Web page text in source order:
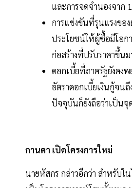
และการจดจำนองจาก
การแข่งขันที่รุนแรงขอ
ประโยชน์ให้ผู้ซื้อมีโอ
ก่อสร้างที่ปรับราคาขึ้นม
ดอกเบี้ยที่ภาครัฐยังคง
อัตราดอกเบี้ยเงินกู้จน
ปัจจุบันก็ยังถือว่าเป็นจุ
กานดา เปิดโครงการใหม่
นายหัสกร กล่าวอีกว่า สำหรับใ